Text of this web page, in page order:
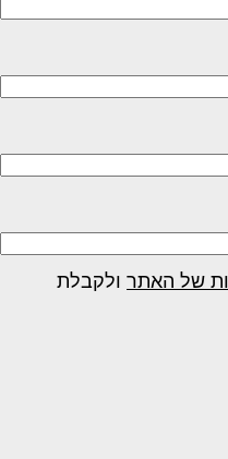
של האתרולקבלת